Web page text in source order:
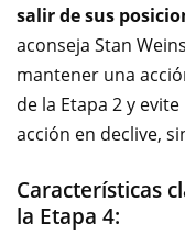
salir de sus
aconseja Stan
mantener una
de la Etapa 2 y
acción en declive,
Características
la Etapa 4: